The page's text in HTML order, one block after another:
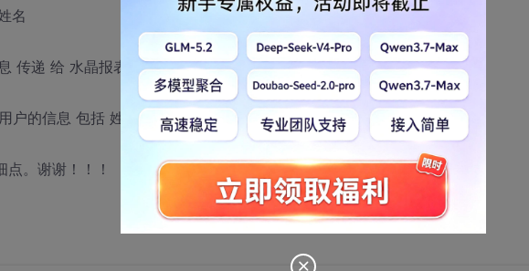
名
传递 给 水晶报表 在窗口2中显示出来
户的信息 包括 姓名 年龄 地址 显示出来 并能打印。
。谢谢！！！